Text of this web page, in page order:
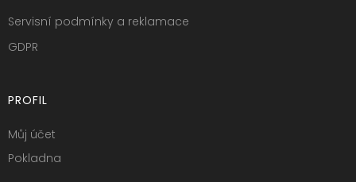
Servisní podmínky a reklamace
GDPR
PROFIL
Můj účet
Pokladna